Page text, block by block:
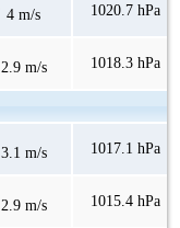
4 m/s 1020.7 hPa
2.9 m/s 1018.3 hPa
3.1 m/s 1017.1 hPa
2.9 m/s 1015.4 hPa